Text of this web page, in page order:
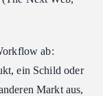
ab:
ein Schild oder
Markt aus,